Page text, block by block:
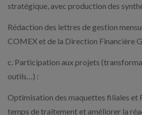
stratégique, avec production des
Rédaction des lettres de gestion
COMEX et de la Direction Financière
c. Participation aux projets
outils…) :
Optimisation des maquettes filiales et
temps de traitement et améliorer la